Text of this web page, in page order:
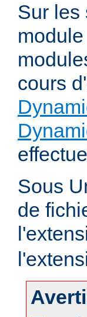
Sur les
cours
Sous
de